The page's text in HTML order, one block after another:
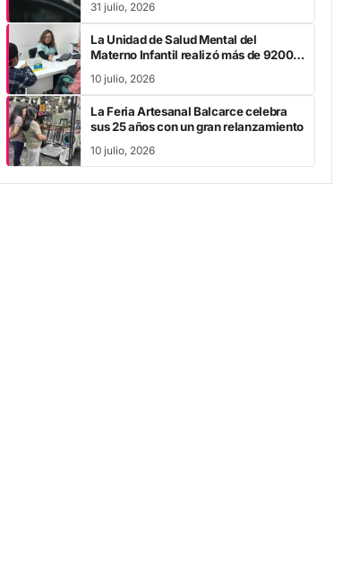
31 julio, 2026
La Unidad de Salud Mental del
Materno Infantil realizó más de 9200
10 julio, 2026
La Feria Artesanal Balcarce celebra
sus 25 años con un gran relanzamiento
10 julio, 2026